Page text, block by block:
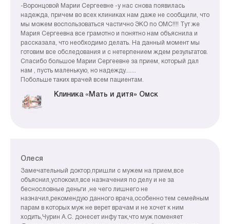
-Воронцовой Марии Сергеевне -у нас снова появилась
надежда, причем во всех клиниках нам даже не сообщили, что
мы можем воспользоваться частично ЭКО по ОМС!!!! Тут же
Мария Сергеевна все грамотно и понятно нам объяснила и
рассказала, что необходимо делать. На данный момент мы
готовим все обследования и с нетерпением ждем результатов.
Спасибо большое Марии Сергеевне за прием, который дал
нам , пусть маленькую, но надежду.......
Побольше таких врачей всем пациентам.
Клиника «Мать и дитя» Омск
Олеся
Замечательный доктор,пришли с мужем на прием,все
объяснил,успокоил,все назначения по делу и не за
беснословные деньги ,не чего лишнего не
назначил,рекомендую данного врача,особенно тем семейным
парам в которых муж не верет врачам и не хочет к ним
ходить,Чурин А.С. донесет инфу так,что муж поменяет